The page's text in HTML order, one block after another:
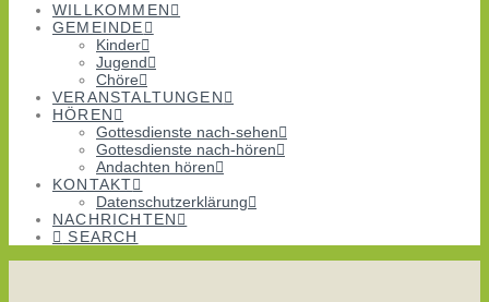
WILLKOMMEN
GEMEINDE
Kinder
Jugend
Chöre
VERANSTALTUNGEN
HÖREN
Gottesdienste nach-sehen
Gottesdienste nach-hören
Andachten hören
KONTAKT
Datenschutzerklärung
NACHRICHTEN
SEARCH